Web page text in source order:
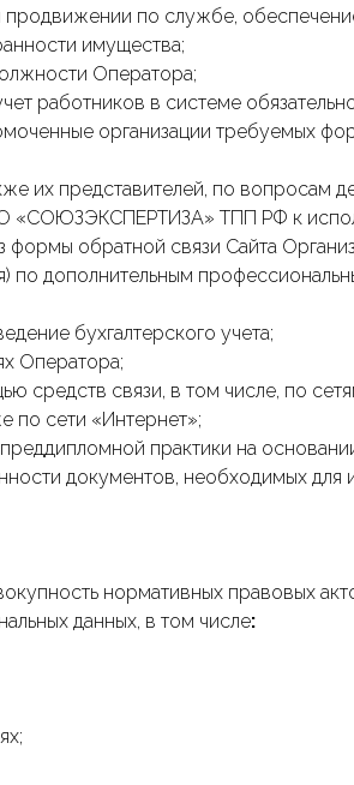
по службе,
имущества;
Оператора;
работников в системе
организации требуемых
их представителей, по вопросам
«СОЮЗЭКСПЕРТИЗА» ТПП РФ к
формы обратной связи Сайта
по дополнительным
бухгалтерского учета;
Оператора;
средств связи, в том числе, по
по сети «Интернет»;
практики на
документов, необходимых для
нормативных правовых
данных, в том числе: